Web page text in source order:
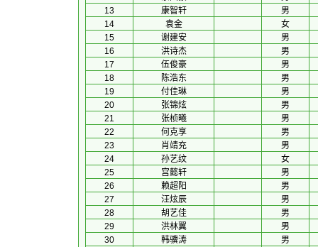
13
康智轩
男
14
袁金
女
15
谢建安
男
16
洪诗杰
男
17
伍俊豪
男
18
陈浩东
男
19
付佳琳
男
20
张锦炫
男
21
张桢曦
男
22
何克享
男
23
肖靖充
男
24
孙艺纹
女
25
宫懿轩
男
26
赖超阳
男
27
汪炫辰
男
28
胡艺佳
男
29
洪林翼
男
30
韩骥涛
男